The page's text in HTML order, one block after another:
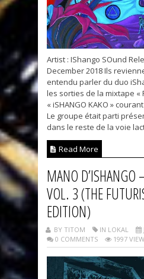
Artist : IShango SOund
December 2018 Ils
entendu parler du duo
les sorties de la mixtape «
« iSHANGO KAKO »
Le groupe était parti
dans le reste de la voie
Read More
MANO D’ISHANGO
VOL. 3 (THE
EDITION)
BY TITOM IN LOKAL
0 COMMENTS
1997